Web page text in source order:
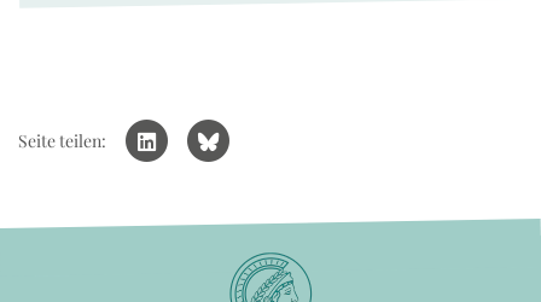
Seite teilen: